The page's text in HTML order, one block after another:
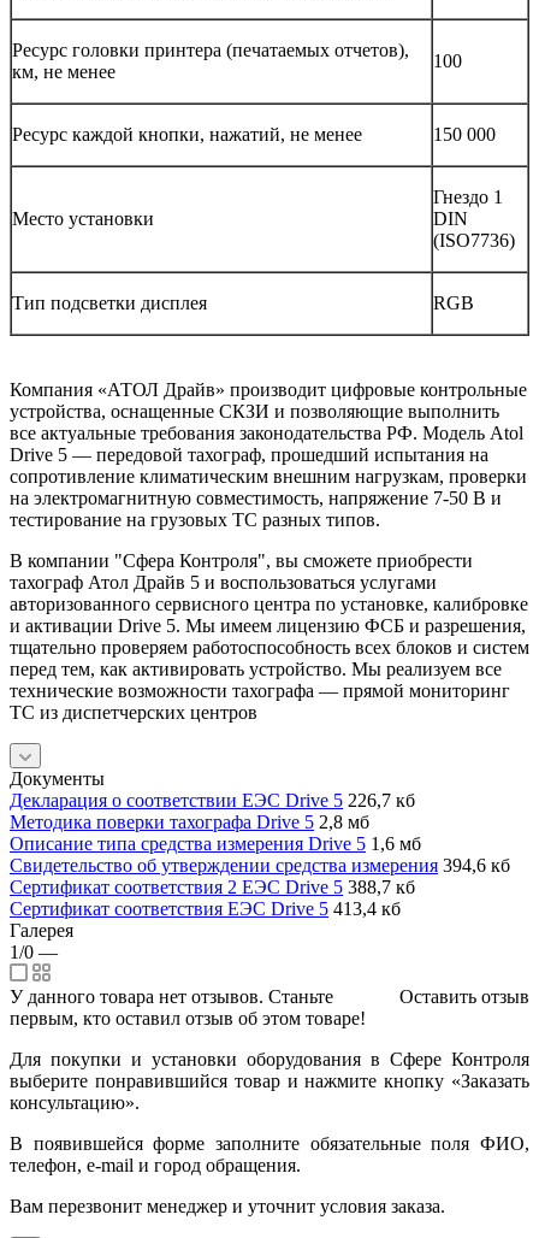
Ресурс головки принтера (печатаемых отчетов),
км, не менее
100
Ресурс каждой кнопки, нажатий, не менее 150 000
Место установки
Гнездо 1
DIN
(ISO7736)
Тип подсветки дисплея RGB
Компания «АТОЛ Драйв» производит цифровые контрольные
устройства, оснащенные СКЗИ и позволяющие выполнить
все актуальные требования законодательства РФ. Модель Atol
Drive 5 — передовой тахограф, прошедший испытания на
сопротивление климатическим внешним нагрузкам, проверки
на электромагнитную совместимость, напряжение 7-50 В и
тестирование на грузовых ТС разных типов.
В компании "Сфера Контроля", вы сможете приобрести
тахограф Атол Драйв 5 и воспользоваться услугами
авторизованного сервисного центра по установке, калибровке
и активации Drive 5. Мы имеем лицензию ФСБ и разрешения,
тщательно проверяем работоспособность всех блоков и систем
перед тем, как активировать устройство. Мы реализуем все
технические возможности тахографа — прямой мониторинг
ТС из диспетчерских центров
Документы
Декларация о соответствии ЕЭС Drive 5 226,7 кб
Методика поверки тахографа Drive 5 2,8 мб
Описание типа средства измерения Drive 5 1,6 мб
Свидетельство об утверждении средства измерения 394,6 кб
Сертификат соответствия 2 ЕЭС Drive 5 388,7 кб
Сертификат соответствия ЕЭС Drive 5 413,4 кб
Галерея
1/0 —
Оставить отзыв
У данного товара нет отзывов. Станьте
первым, кто оставил отзыв об этом товаре!
Для покупки и установки оборудования в Сфере Контроля
выберите понравившийся товар и нажмите кнопку «Заказать
консультацию».
В появившейся форме заполните обязательные поля ФИО,
телефон, e-mail и город обращения.
Вам перезвонит менеджер и уточнит условия заказа.